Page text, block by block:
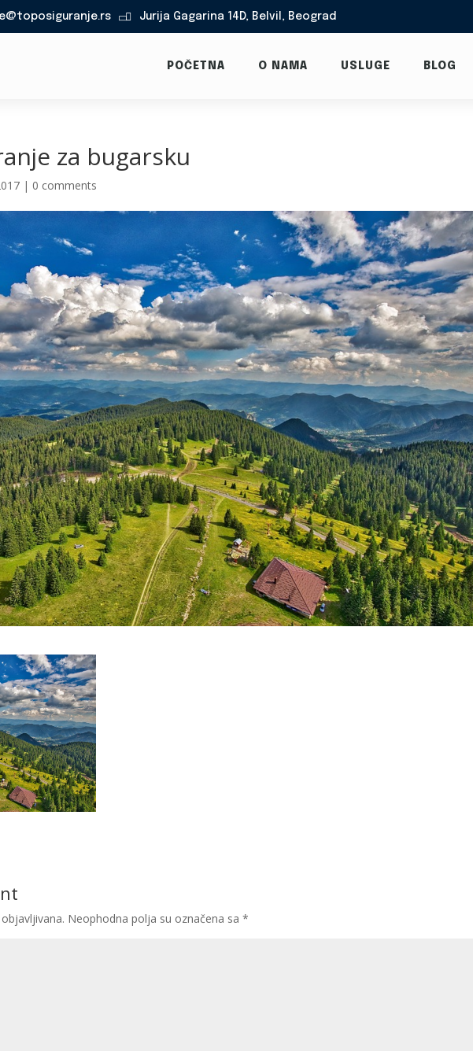
 Jurija Gagarina 14D, Belvil, Beograd
POČETNA O NAMA USLUGE BLOG
za bugarsku
| 0 comments
Neophodna polja su označena sa*